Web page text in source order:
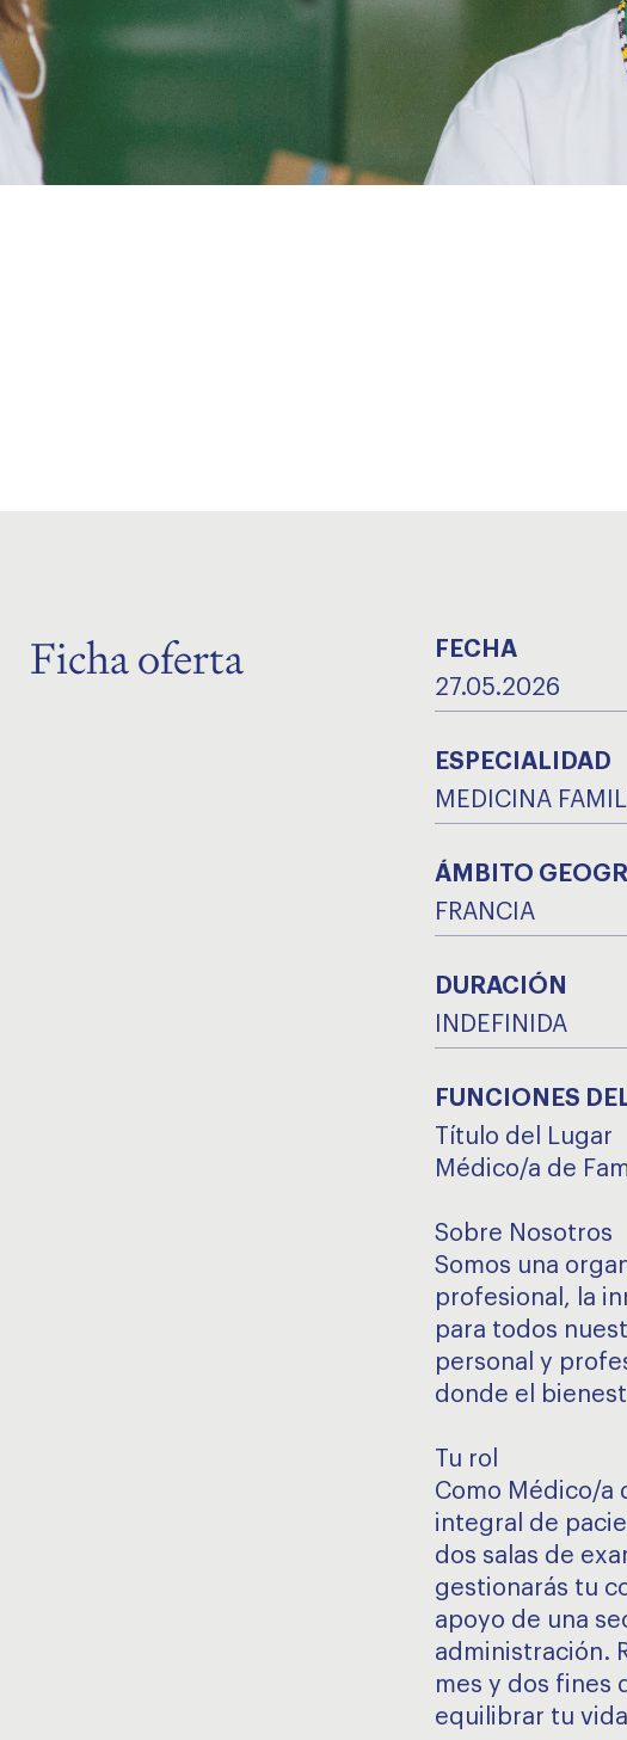
Ficha oferta
FECHA
27.05.2026
ESPECIALIDAD
MEDICINA
ÁMBITO
FRANCIA
DURACIÓN
INDEFINIDA
FUNCIONES
Título del Lugar
Médico/a de
Sobre Nosotros
Somos una
profesional, la
para todos
personal y
donde el
Tu rol
Como Médico/a
integral de
dos salas de
gestionarás tu
apoyo de una
administración.
mes y dos fines
equilibrar tu